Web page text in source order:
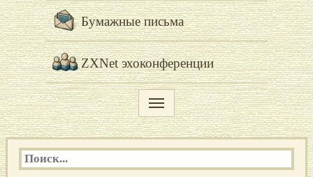
Бумажные письма
ZXNet эхоконференции